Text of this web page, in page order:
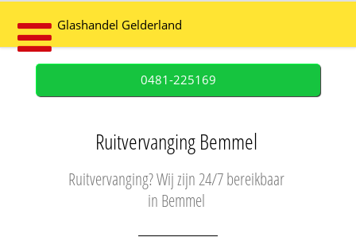
Glashandel Gelderland
0481-225169
Ruitvervanging Bemmel
Ruitvervanging? Wij zijn 24/7 bereikbaar
in Bemmel